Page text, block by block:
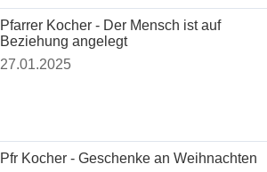
Pfarrer Kocher - Der Mensch ist auf
Beziehung angelegt
27.01.2025
Pfr Kocher - Geschenke an Weihnachten